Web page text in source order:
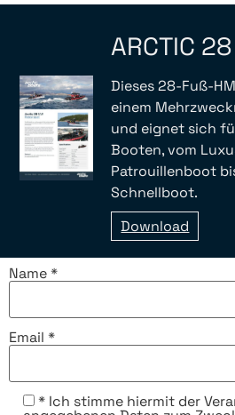
Name *
Email *
* Ich stimme hiermit der
ARCTIC 28
Dieses 28-Fuß-
einem
und eignet sich
Booten, vom
Patrouillenboot
Schnellboot.
Download